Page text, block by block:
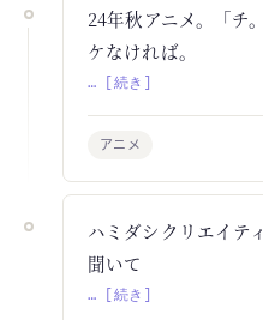
24年秋アニメ。「チ
ケなければ。
… [続き]
アニメ
ハミダシクリエイテ
聞いて
… [続き]